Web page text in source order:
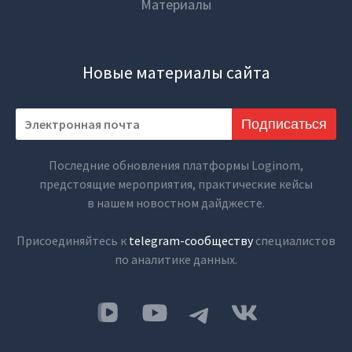
Материалы
Новые материалы сайта
Подписаться
Последние обновления платформы Loginom,
предстоящие мероприятия, практические кейсы
в нашем новостном дайджесте.
Присоединяйтесь к telegram-сообществу специалистов
по аналитике данных.